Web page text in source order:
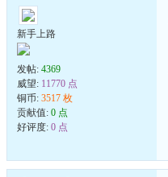
新手上路
发帖: 4369
威望: 11770 点
铜币: 3517 枚
贡献值: 0 点
好评度: 0 点